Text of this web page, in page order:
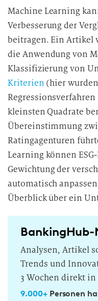
Machine Learning
Verbesserung der
beitragen. Ein Artikel
die Anwendung von
Klassifizierung von
Kriterien (hier wurden
kleinsten Quadrate
Übereinstimmung
Ratingagenturen
Learning können
Gewichtung der
automatisch
Überblick über ein
Analysen, Artikel
Trends und
3 Wochen direkt
9.000+Personen